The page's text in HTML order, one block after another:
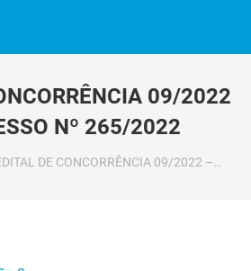
09/2022
Nº 265/2022
DE CONCORRÊNCIA 09/2022 –…